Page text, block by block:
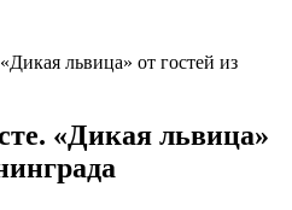
львица» от гостей из
«Дикая львица»